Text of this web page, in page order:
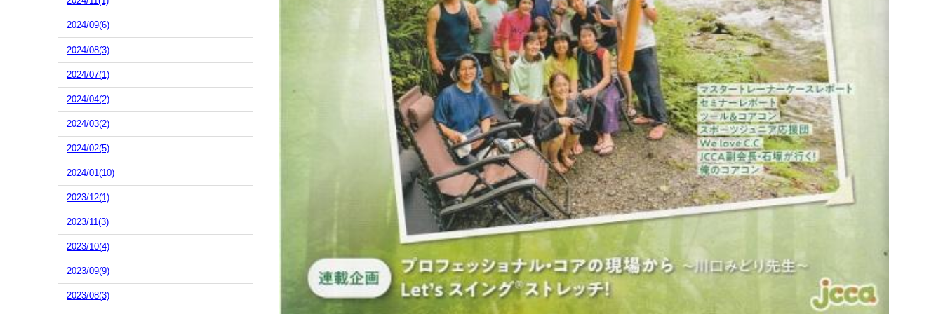
2024/09(6)
2024/08(3)
2024/07(1)
2024/04(2)
2024/03(2)
2024/02(5)
2024/01(10)
2023/12(1)
2023/11(3)
2023/10(4)
2023/09(9)
2023/08(3)